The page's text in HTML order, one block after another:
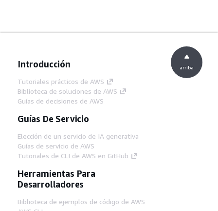
Introducción
Tutoriales prácticos de AWS
Biblioteca de soluciones de AWS
Guías de decisiones de AWS
Guías De Servicio
Elección de un servicio de IA generativa
Guías de servicio de AWS
Tutoriales de CLI de AWS en GitHub
Herramientas Para
Desarrolladores
Biblioteca de ejemplos de código de AWS
arriba